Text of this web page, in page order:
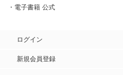
・電子書籍 公式
ログイン
新規会員登録